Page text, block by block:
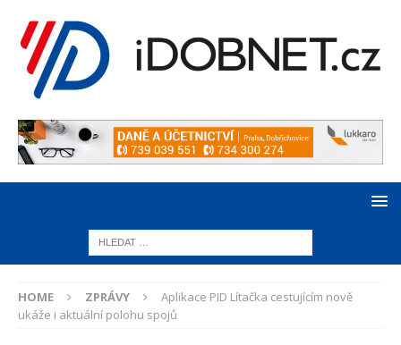
HOME ZPRÁVY
Aplikace PID Lítačka cestujícím nově
ukáže i aktuální polohu spojů